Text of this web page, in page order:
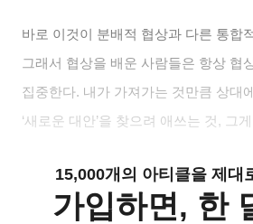
바로 이것이 분배적 협상과 다른 통합
그래서 협상을 배운 사람들은 항상 협
집중한다. 내가 가져가는 것만큼 상대
‘새로운 대안’을 찾으려 애쓰는 것, 그
15,000개의 아티클을 제대
가입하면, 한